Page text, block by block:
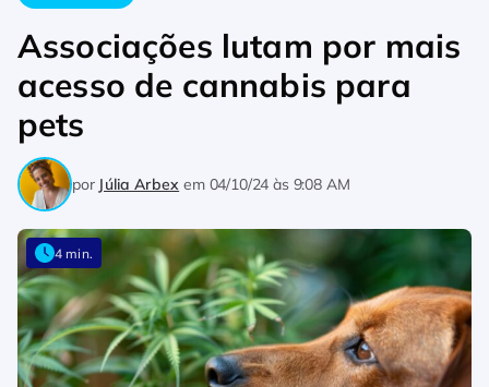
Associações lutam por mais
acesso de cannabis para
pets
por Júlia Arbex em 04/10/24 às 9:08 AM
4 min.